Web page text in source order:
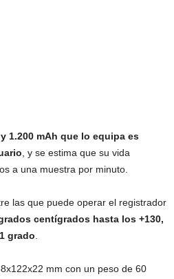
1.200 mAh que lo equipa es
, y se estima que su vida
a una muestra por minuto.
las que puede operar el registrador
centígrados hasta los +130,
grado
mm con un peso de 60